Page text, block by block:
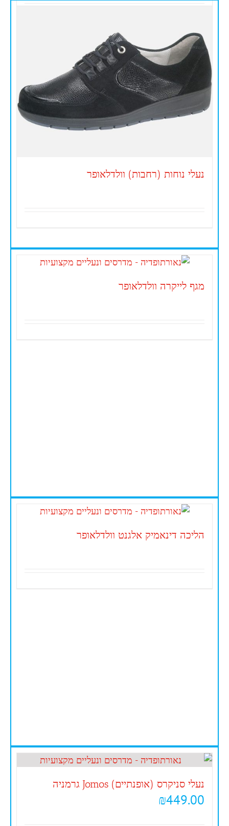
נעלי נוחות (רחבות) וולדלאופר
מגף לייקרה וולדלאופר
הליכה דינאמיק אלגנט וולדלאופר
נעלי סניקרס (אופנתיים) Jomos גרמניה
₪449.00